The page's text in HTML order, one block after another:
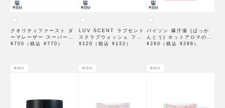
クオリティファースト ダ
ーマレーザー スーパーレ
チノール100マスク 7枚入
¥700（税込 ¥770）
LUV SCENT ラブセント
スクラブウォッシュ フラ
ワーマーケット トライア
¥120（税込 ¥132）
バイソン 爆汗湯 (ばっか
んとう) ホットアロマの香
り 60g 入浴剤
¥260（税込 ¥286）
ROU ROU ROU